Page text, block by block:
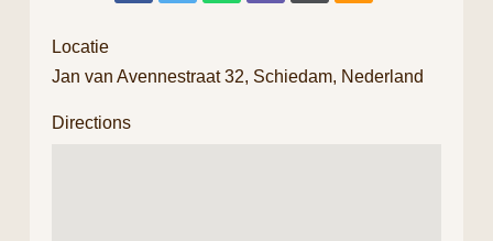
Locatie
Jan van Avennestraat 32, Schiedam, Nederland
Directions